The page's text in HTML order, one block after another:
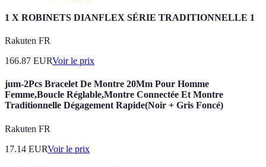
1 X ROBINETS DIANFLEX SÉRIE TRADITIONNELLE 1
Rakuten FR
166.87 EURVoir le prix
jum-2Pcs Bracelet De Montre 20Mm Pour Homme
Femme,Boucle Réglable,Montre Connectée Et Montre
Traditionnelle Dégagement Rapide(Noir + Gris Foncé)
Rakuten FR
17.14 EURVoir le prix